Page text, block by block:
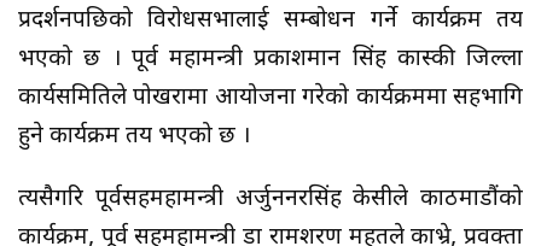
प्रदर्शनपछिको विरोधसभालाई सम्बोधन गर्ने कार्यक्रम तय
भएको छ । पूर्व महामन्त्री प्रकाशमान सिंह कास्की जिल्ला
कार्यसमितिले पोखरामा आयोजना गरेको कार्यक्रममा सहभागि
हुने कार्यक्रम तय भएको छ ।
त्यसैगरि पूर्वसहमहामन्त्री अर्जुननरसिंह केसीले काठमाडौंको
कार्यक्रम, पूर्व सहमहामन्त्री डा रामशरण महतले काभ्रे, प्रवक्ता